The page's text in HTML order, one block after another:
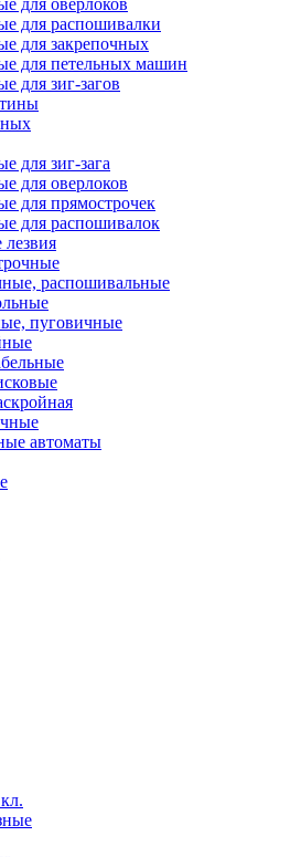
для распошивалки
для закрепочных
для петельных машин
для зиг-загов
для зиг-зага
для оверлоков
для прямострочек
для распошивалок
распошивальные
пуговичные
автоматы